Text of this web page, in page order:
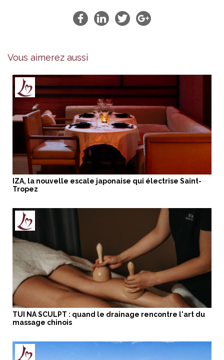
Vous aimerez aussi
IZA, la nouvelle escale japonaise qui électrise Saint-
Tropez
TUI NA SCULPT : quand le drainage rencontre l'art du
massage chinois